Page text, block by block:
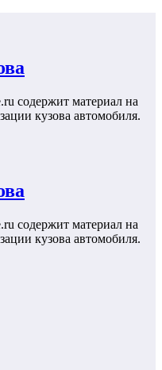
содержит материал на
кузова автомобиля.
содержит материал на
кузова автомобиля.